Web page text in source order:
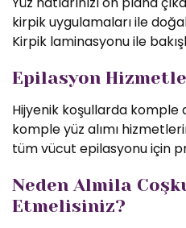
kirpik uygulamaları ile
Kirpik laminasyonu ile
Epilasyon
Hijyenik koşullarda komple
komple yüz alımı
tüm vücut epilasyonu için
Neden Almila
Etmelisiniz?